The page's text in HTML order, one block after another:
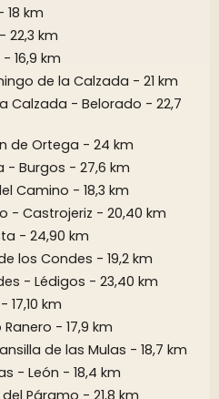
km
22,3 km
16,9 km
de la Calzada - 21 km
Calzada - Belorado - 22,7
de Ortega - 24 km
- Burgos - 27,6 km
Camino - 18,3 km
- Castrojeriz - 20,40 km
- 24,90 km
los Condes - 19,2 km
- Lédigos - 23,40 km
km
- 17,9 km
de las Mulas - 18,7 km
- León - 18,4 km
Páramo - 21,8 km